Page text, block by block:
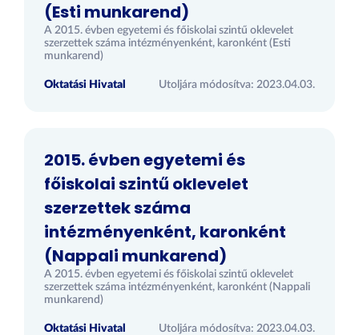
(Esti munkarend)
A 2015. évben egyetemi és főiskolai szintű oklevelet
szerzettek száma intézményenként, karonként (Esti
munkarend)
Oktatási Hivatal Utoljára módosítva: 2023.04.03.
2015. évben egyetemi és
főiskolai szintű oklevelet
szerzettek száma
intézményenként, karonként
(Nappali munkarend)
A 2015. évben egyetemi és főiskolai szintű oklevelet
szerzettek száma intézményenként, karonként (Nappali
munkarend)
Oktatási Hivatal Utoljára módosítva: 2023.04.03.